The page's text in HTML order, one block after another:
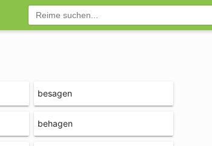
besagen
behagen